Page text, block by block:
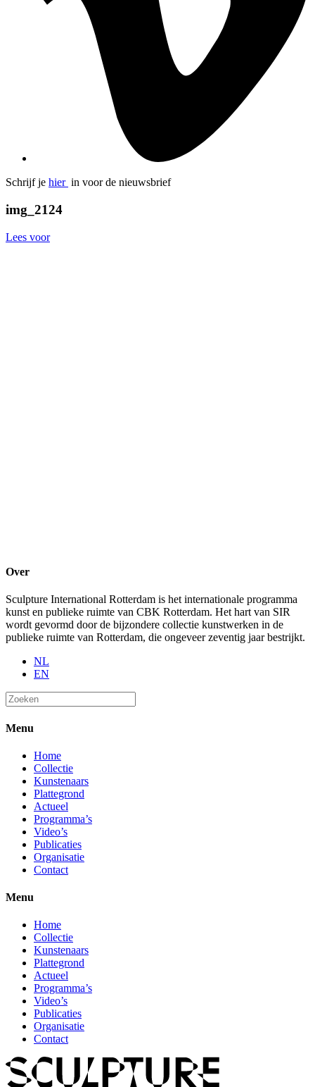
Schrijf je hier in voor de nieuwsbrief
img_2124
Lees voor
Over
Sculpture International Rotterdam is het internationale programma
kunst en publieke ruimte van CBK Rotterdam. Het hart van SIR
wordt gevormd door de bijzondere collectie kunstwerken in de
publieke ruimte van Rotterdam, die ongeveer zeventig jaar bestrijkt.
NL
EN
Menu
Home
Collectie
Kunstenaars
Plattegrond
Actueel
Programma’s
Video’s
Publicaties
Organisatie
Contact
Menu
Home
Collectie
Kunstenaars
Plattegrond
Actueel
Programma’s
Video’s
Publicaties
Organisatie
Contact